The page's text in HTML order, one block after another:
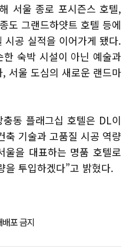
서울 종로 포시즌스 호텔,
도 그랜드하얏트 호텔 등에
공 실적을 이어가게 됐다.
숙박 시설이 아닌 예술과
서울 도심의 새로운 랜드마
동 플래그십 호텔은 DL이
축 기술과 고품질 시공 역량
울을 대표하는 명품 호텔로
을 투입하겠다”고 밝혔다.
포 금지